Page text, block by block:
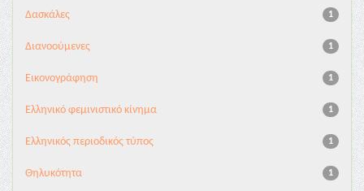
1
Δασκάλες
1
Διανoούμενες
1
Εικονογράφηση
1
Ελληνικό φεμινιστικό κίνημα
1
Ελληνικός περιοδικός τύπος
1
Θηλυκότητα